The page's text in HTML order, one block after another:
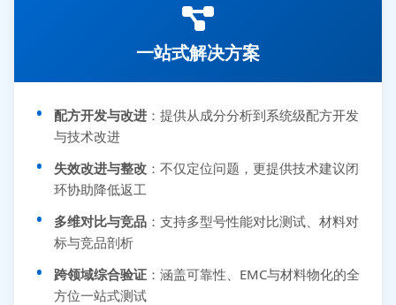
一站式解决方案
配方开发与改进 ：提供从成分分析到系统级配方开发
与技术改进
失效改进与整改 ：不仅定位问题，更提供技术建议闭
环协助降低返工
多维对比与竞品 ：支持多型号性能对比测试、材料对
标与竞品剖析
跨领域综合验证 ：涵盖可靠性、EMC与材料物化的全
方位一站式测试